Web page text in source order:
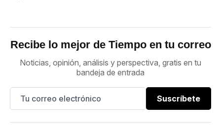
Recibe lo mejor de Tiempo en tu correo
Noticias, opinión, análisis y perspectiva, gratis en tu
bandeja de entrada
Suscríbete